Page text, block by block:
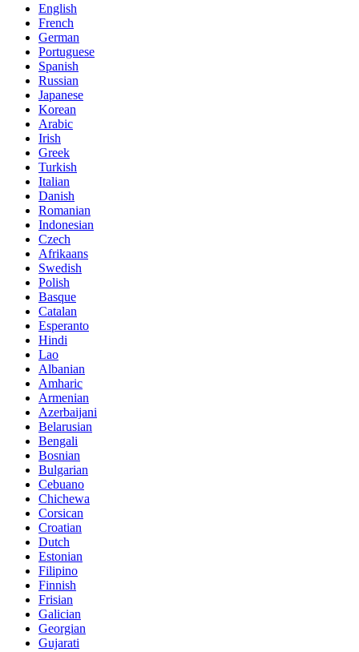
English
French
German
Portuguese
Spanish
Russian
Japanese
Korean
Arabic
Irish
Greek
Turkish
Italian
Danish
Romanian
Indonesian
Czech
Afrikaans
Swedish
Polish
Basque
Catalan
Esperanto
Hindi
Lao
Albanian
Amharic
Armenian
Azerbaijani
Belarusian
Bengali
Bosnian
Bulgarian
Cebuano
Chichewa
Corsican
Croatian
Dutch
Estonian
Filipino
Finnish
Frisian
Galician
Georgian
Gujarati